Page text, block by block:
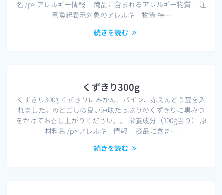
名 /p> アレルギー情報 商品に含まれるアレルギー物質 注
意喚起表示対象のアレルギー物質 特…
続きを読む
くずきり300g
くずきり300g くずきりにみかん、パイン、赤えんどう豆を入
れました。のどごしの良い涼味たっぷりのくずきりに黒みつ
をかけてお召し上がりください。。 栄養成分（100g当り） 原
材料名 /p> アレルギー情報 商品に含ま…
続きを読む